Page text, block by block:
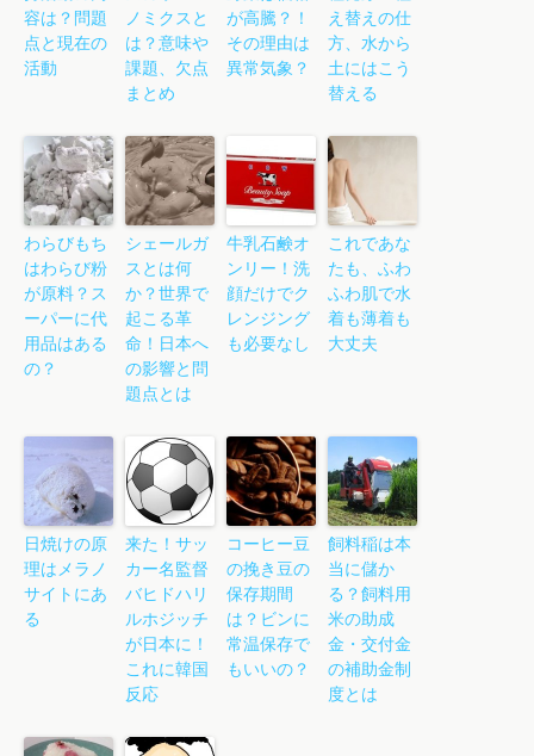
容は？問題
点と現在の
活動
ノミクスと
は？意味や
課題、欠点
まとめ
が高騰？！
その理由は
異常気象？
え替えの仕
方、水から
土にはこう
替える
わらびもち
はわらび粉
が原料？ス
ーパーに代
用品はある
の？
シェールガ
スとは何
か？世界で
起こる革
命！日本へ
の影響と問
題点とは
牛乳石鹸オ
ンリー！洗
顔だけでク
レンジング
も必要なし
これであな
たも、ふわ
ふわ肌で水
着も薄着も
大丈夫
日焼けの原
理はメラノ
サイトにあ
る
来た！サッ
カー名監督
バヒドハリ
ルホジッチ
が日本に！
これに韓国
反応
コーヒー豆
の挽き豆の
保存期間
は？ビンに
常温保存で
もいいの？
飼料稲は本
当に儲か
る？飼料用
米の助成
金・交付金
の補助金制
度とは